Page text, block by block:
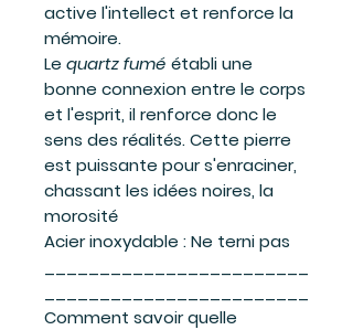
active l'intellect et renforce la
mémoire.
Le quartz fumé établi une
bonne connexion entre le corps
et l'esprit, il renforce donc le
sens des réalités. Cette pierre
est puissante pour s'enraciner,
chassant les idées noires, la
morosité
Acier inoxydable : Ne terni pas
Comment savoir quelle